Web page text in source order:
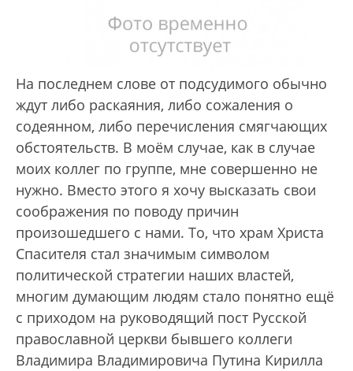
На последнем слове от подсудимого обычно
ждут либо раскаяния, либо сожаления о
содеянном, либо перечисления смягчающих
обстоятельств. В моём случае, как в случае
моих коллег по группе, мне совершенно не
нужно. Вместо этого я хочу высказать свои
соображения по поводу причин
произошедшего с нами. То, что храм Христа
Спасителя стал значимым символом
политической стратегии наших властей,
многим думающим людям стало понятно ещё
с приходом на руководящий пост Русской
православной церкви бывшего коллеги
Владимира Владимировича Путина Кирилла